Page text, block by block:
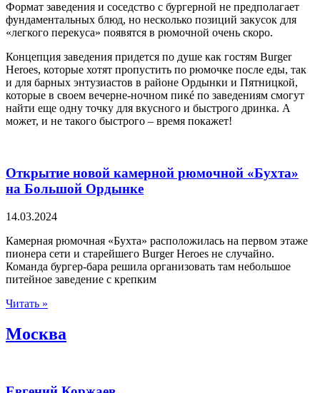
Формат заведения и соседство с бургерной не предполагает
фундаментальных блюд, но несколько позиций закусок для
«легкого перекуса» появятся в рюмочной очень скоро.
Концепция заведения придется по душе как гостям Burger
Heroes, которые хотят пропустить по рюмочке после еды, так
и для барных энтузиастов в районе Ордынки и Пятницкой,
которые в своем вечерне-ночном пикé по заведениям смогут
найти еще одну точку для вкусного и быстрого дринка. А
может, и не такого быстрого – время покажет!
Открытие новой камерной рюмочной «Бухта»
на Большой Ордынке
14.03.2024
Камерная рюмочная «Бухта» расположилась на первом этаже
пионера сети и старейшего Burger Heroes не случайно.
Команда бургер-бара решила организовать там небольшое
питейное заведение с крепким
Читать »
Москва